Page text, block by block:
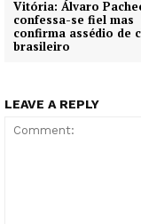
Grande Entrevista
Publicidade
Vitória: Álvaro
confessa-se fiel mas
confirma assédio de
brasileiro
LEAVE A REPLY